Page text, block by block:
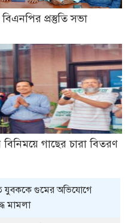
প্রস্তুতি সভা
বিনিময়ে গাছের চারা বিতরণ
যুবককে গুমের অভিযোগে
মামলা